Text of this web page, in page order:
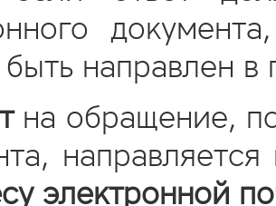
направлен
на обращение,
электронной